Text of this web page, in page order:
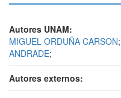
Autores UNAM:
MIGUEL ORDUÑA CARSON;
ANDRADE;
Autores externos: